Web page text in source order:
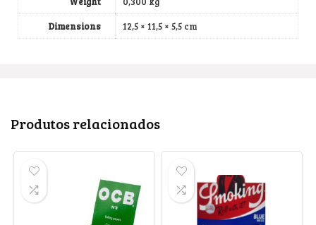
Dimensions
12,5 × 11,5 × 5,5 cm
Produtos relacionados